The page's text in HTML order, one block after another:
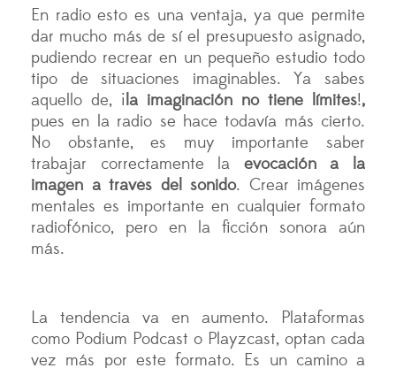
En radio esto es una ventaja, ya que permite
dar mucho más de sí el presupuesto asignado,
pudiendo recrear en un pequeño estudio todo
tipo de situaciones imaginables. Ya sabes
aquello de, ¡la imaginación no tiene límites!,
pues en la radio se hace todavía más cierto.
No obstante, es muy importante saber
trabajar correctamente la evocación a la
imagen a través del sonido. Crear imágenes
mentales es importante en cualquier formato
radiofónico, pero en la ficción sonora aún
más.
La tendencia va en aumento. Plataformas
como Podium Podcast o Playzcast, optan cada
vez más por este formato. Es un camino a